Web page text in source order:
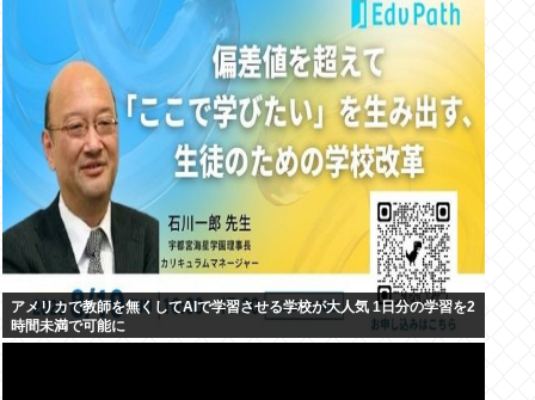
アメリカで教師を無くしてAIで学習させる学校が大人気 1日分の学習を2
時間未満で可能に